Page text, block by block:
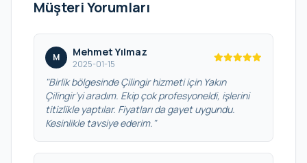
Müşteri Yorumları
M Mehmet Yılmaz
2025-01-15
"Birlik bölgesinde Çilingir hizmeti için Yakın
Çilingir’yi aradım. Ekip çok profesyoneldi, işlerini
titizlikle yaptılar. Fiyatları da gayet uygundu.
Kesinlikle tavsiye ederim."